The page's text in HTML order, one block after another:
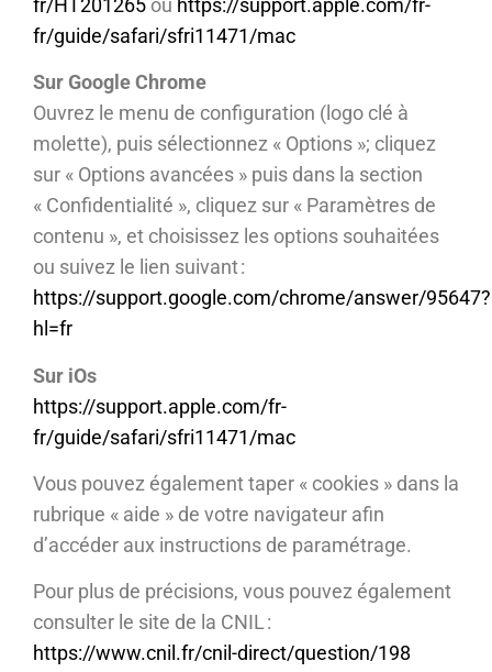
fr/HT201265 ou https://support.apple.com/fr-
fr/guide/safari/sfri11471/mac
Sur Google Chrome
Ouvrez le menu de configuration (logo clé à
molette), puis sélectionnez « Options »; cliquez
sur « Options avancées » puis dans la section
« Confidentialité », cliquez sur « Paramètres de
contenu », et choisissez les options souhaitées
ou suivez le lien suivant :
https://support.google.com/chrome/answer/95647?
hl=fr
Sur iOs
https://support.apple.com/fr-
fr/guide/safari/sfri11471/mac
Vous pouvez également taper « cookies » dans la
rubrique « aide » de votre navigateur afin
d’accéder aux instructions de paramétrage.
Pour plus de précisions, vous pouvez également
consulter le site de la CNIL :
https://www.cnil.fr/cnil-direct/question/198